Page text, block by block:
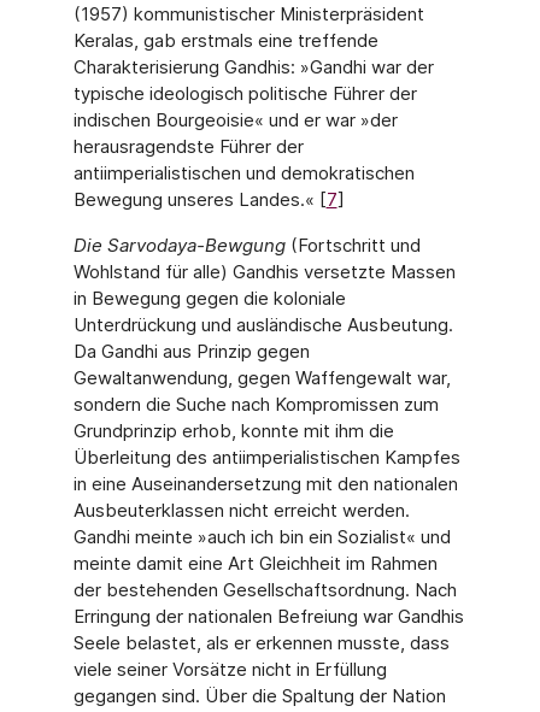
(1957) kommunistischer Ministerpräsi­dent
Keralas, gab erstmals eine treffende
Charakterisierung Gandhis: »Gandhi war der
typi­sche ideologisch politische Führer der
indischen Bourgeoisie« und er war »der
herausra­gendste Führer der
antiimperialistischen und demokratischen
Bewegung unseres Lan­des.« [7]
Die Sarvodaya-Bewgung (Fortschritt und
Wohlstand für alle) Gandhis versetzte Massen
in Bewegung gegen die koloniale
Unterdrückung und ausländische Ausbeutung.
Da Gandhi aus Prinzip gegen
Gewaltanwendung, gegen Waffengewalt war,
sondern die Suche nach Kompromissen zum
Grundprinzip erhob, konnte mit ihm die
Überleitung des antiimperialis­tischen Kampfes
in eine Auseinandersetzung mit den nationalen
Ausbeuterklassen nicht erreicht werden.
Gandhi meinte »auch ich bin ein Sozialist« und
meinte damit eine Art Gleichheit im Rahmen
der bestehenden Gesellschaftsordnung. Nach
Erringung der natio­nalen Befreiung war Gandhis
Seele belastet, als er erkennen musste, dass
viele seiner Vor­sätze nicht in Erfüllung
gegangen sind. Über die Spaltung der Nation